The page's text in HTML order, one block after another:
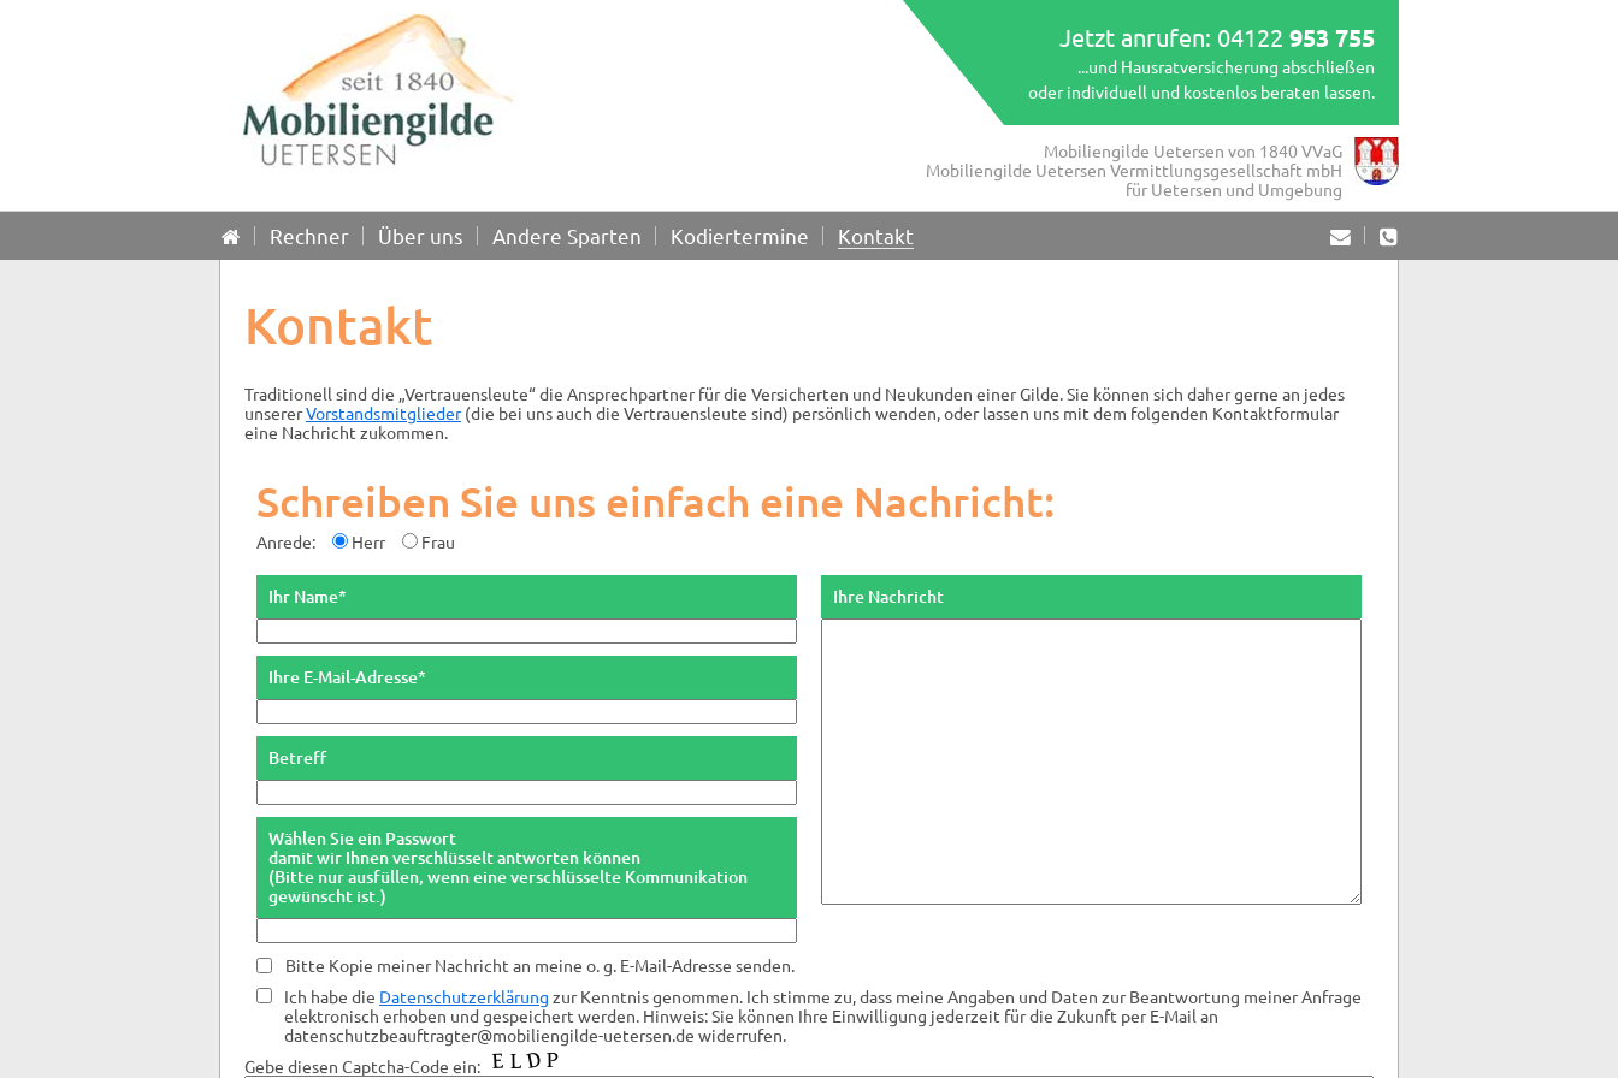
Jetzt anrufen: 04122 953 755
...und Hausratversicherung abschließen
oder individuell und kostenlos beraten lassen.
Mobiliengilde Uetersen von 1840 VVaG
Mobiliengilde Uetersen Vermittlungsgesellschaft mbH
für Uetersen und Umgebung
Rechner Über uns Andere Sparten Kodiertermine Kontakt
Kontakt
Traditionell sind die „Vertrauensleute“ die Ansprechpartner für die Versicherten und Neukunden einer Gilde. Sie können sich daher gerne an jedes
unsererVorstandsmitglieder(die bei uns auch die Vertrauensleute sind) persönlich wenden, oder lassen uns mit dem folgenden Kontaktformular
eine Nachricht zukommen.
Schreiben Sie uns einfach eine Nachricht:
Anrede: Herr Frau
Ihr Name*
Ihre E-Mail-Adresse*
Betreff
Wählen Sie ein Passwort
damit wir Ihnen verschlüsselt antworten können
(Bitte nur ausfüllen, wenn eine verschlüsselte Kommunikation
gewünscht ist.)
Ihre Nachricht
Feld
leer.
Bitte Kopie meiner Nachricht an meine o. g. E-Mail-Adresse senden.
Ich habe die Datenschutzerklärung zur Kenntnis genommen. Ich stimme zu, dass meine Angaben und Daten zur Beantwortung meiner Anfrage
elektronisch erhoben und gespeichert werden. Hinweis: Sie können Ihre Einwilligung jederzeit für die Zukunft per E-Mail an
datenschutzbeauftragter@mobiliengilde-uetersen.de widerrufen.
Gebe diesen Captcha-Code ein: